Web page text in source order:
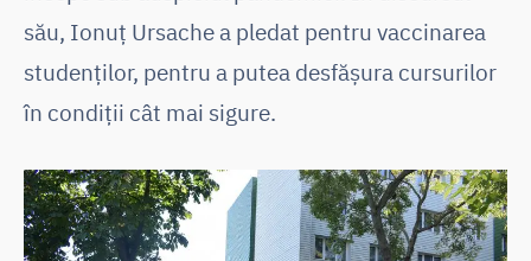
său, Ionuț Ursache a pledat pentru vaccinarea
studenților, pentru a putea desfășura cursurilor
în condiții cât mai sigure.